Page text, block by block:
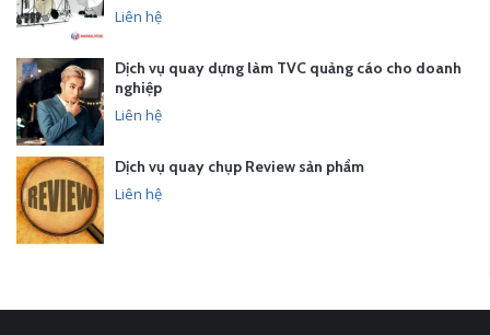
Liên hệ
Dịch vụ quay dựng làm TVC quảng cáo cho doanh
nghiệp
Liên hệ
Dịch vụ quay chụp Review sản phẩm
Liên hệ